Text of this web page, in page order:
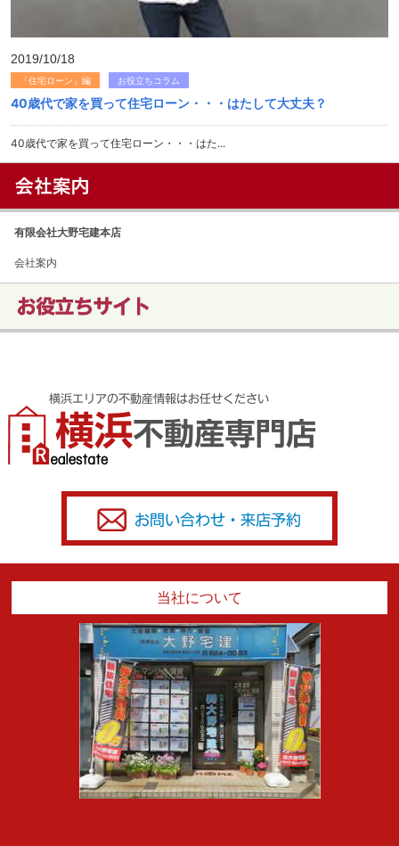
2019/10/18
「住宅ローン」編 お役立ちコラム
40歳代で家を買って住宅ローン・・・はたして大丈夫？
40歳代で家を買って住宅ローン・・・はた...
有限会社大野宅建本店
会社案内
当社について